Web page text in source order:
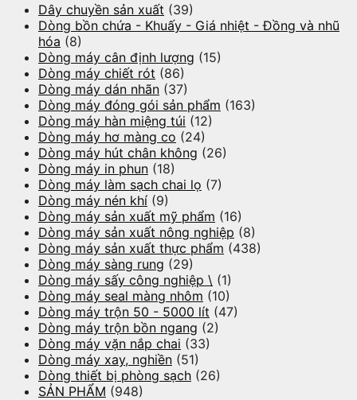
Dây chuyền sản xuất (39)
Dòng bồn chứa - Khuấy - Giá nhiệt - Đồng và nhũ
hóa (8)
Dòng máy cân định lượng (15)
Dòng máy chiết rót (86)
Dòng máy dán nhãn (37)
Dòng máy đóng gói sản phẩm (163)
Dòng máy hàn miệng túi (12)
Dòng máy hơ màng co (24)
Dòng máy hút chân không (26)
Dòng máy in phun (18)
Dòng máy làm sạch chai lọ (7)
Dòng máy nén khí (9)
Dòng máy sản xuất mỹ phẩm (16)
Dòng máy sản xuất nông nghiệp (8)
Dòng máy sản xuất thực phẩm (438)
Dòng máy sàng rung (29)
Dòng máy sấy công nghiệp \ (1)
Dòng máy seal màng nhôm (10)
Dòng máy trộn 50 - 5000 lít (47)
Dòng máy trộn bồn ngang (2)
Dòng máy vặn nắp chai (33)
Dòng máy xay, nghiền (51)
Dòng thiết bị phòng sạch (26)
SẢN PHẨM (948)